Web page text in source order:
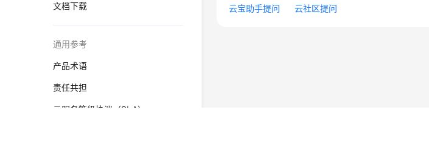
文档下载
通用参考
产品术语
责任共担
云服务等级协议（SLA）
云宝助手提问
云社区提问